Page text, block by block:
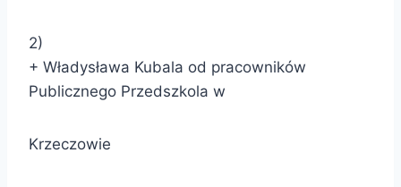
2)
+ Władysława Kubala od pracowników
Publicznego Przedszkola w
Krzeczowie